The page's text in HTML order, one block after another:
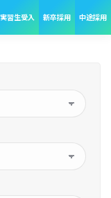
実習生受入 新卒採用 中途採用